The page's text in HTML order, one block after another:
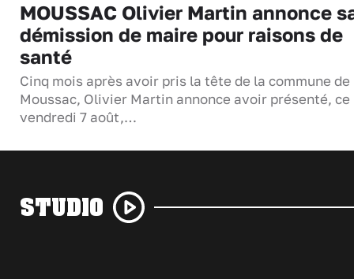
MOUSSAC Olivier Martin annonce
démission de maire pour raisons de
santé
Cinq mois après avoir pris la tête de la commune de
Moussac, Olivier Martin annonce avoir présenté, ce
vendredi 7 août,…
STUDIO